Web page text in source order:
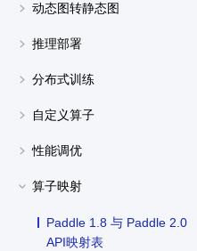
动态图转静态图
推理部署
分布式训练
自定义算子
性能调优
算子映射
Paddle 1.8 与 Paddle 2.0
API映射表